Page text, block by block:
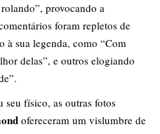
provocando a
foram repletos de
à sua legenda, como “Com
delas”, e outros elogiando
físico, as outras fotos
ofereceram um vislumbre de